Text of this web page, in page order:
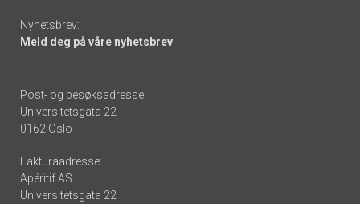
Nyhetsbrev:
Meld deg på våre nyhetsbrev
Post- og besøksadresse:
Universitetsgata 22
0162 Oslo
Fakturaadresse:
Apéritif AS
Universitetsgata 22